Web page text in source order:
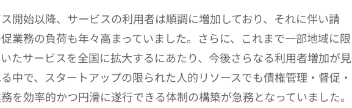
開始以降、サービスの利用者は順調に増加しており、それに伴い請
業務の負荷も年々高まっていました。さらに、これまで一部地域に限
たサービスを全国に拡大するにあたり、今後さらなる利用者増加が見
中で、スタートアップの限られた人的リソースでも債権管理・督促・
を効率的かつ円滑に遂行できる体制の構築が急務となっていました。